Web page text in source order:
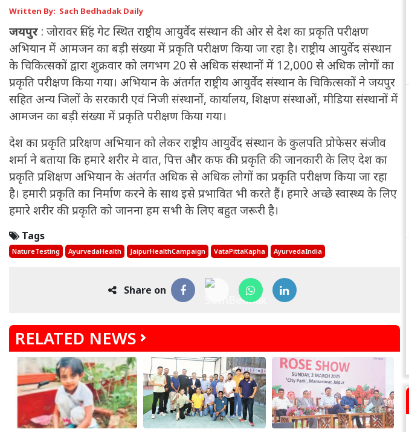
Written By: Sach Bedhadak Daily
जयपुर : जोरावर सिंह गेट स्थित राष्ट्रीय आयुर्वेद संस्थान की ओर से देश का प्रकृति परीक्षण
अभियान में आमजन का बड़ी संख्या में प्रकृति परीक्षण किया जा रहा है। राष्ट्रीय आयुर्वेद संस्थान
के चिकित्सकों द्वारा शुक्रवार को लगभग 20 से अधिक संस्थानों में 12,000 से अधिक लोगों का
प्रकृति परीक्षण किया गया। अभियान के अंतर्गत राष्ट्रीय आयुर्वेद संस्थान के चिकित्सकों ने जयपुर
सहित अन्य जिलों के सरकारी एवं निजी संस्थानों, कार्यालय, शिक्षण संस्थाओं, मीडिया संस्थानों में
आमजन का बड़ी संख्या में प्रकृति परीक्षण किया गया।
देश का प्रकृति प्ररिक्षण अभियान को लेकर राष्ट्रीय आयुर्वेद संस्थान के कुलपति प्रोफेसर संजीव
शर्मा ने बताया कि हमारे शरीर मे वात, पित्त और कफ की प्रकृति की जानकारी के लिए देश का
प्रकृति प्रशिक्षण अभियान के अंतर्गत अधिक से अधिक लोगों का प्रकृति परीक्षण किया जा रहा
है। हमारी प्रकृति का निर्माण करने के साथ इसे प्रभावित भी करते हैं। हमारे अच्छे स्वास्थ्य के लिए
हमारे शरीर की प्रकृति को जानना हम सभी के लिए बहुत जरूरी है।
Tags
NatureTesting AyurvedaHealth JaipurHealthCampaign VataPittaKapha AyurvedaIndia
Share on
RELATED NEWS